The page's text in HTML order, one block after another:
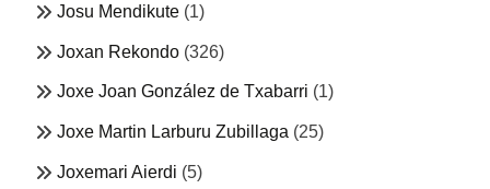
Josu Mendikute (1)
Joxan Rekondo (326)
Joxe Joan González de Txabarri (1)
Joxe Martin Larburu Zubillaga (25)
Joxemari Aierdi (5)